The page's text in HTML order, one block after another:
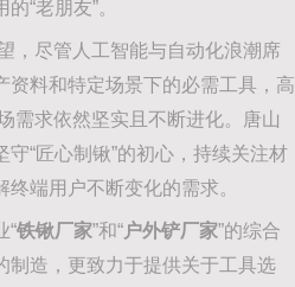
“老朋友”。
，尽管人工智能与自动化浪潮席
资料和特定场景下的必需工具，高
需求依然坚实且不断进化。唐山
“匠心制锹”的初心，持续关注材
端用户不断变化的需求。
“‌铁锹厂家‌”和“‌户外铲厂家‌”的综合
制造，更致力于提供关于工具选